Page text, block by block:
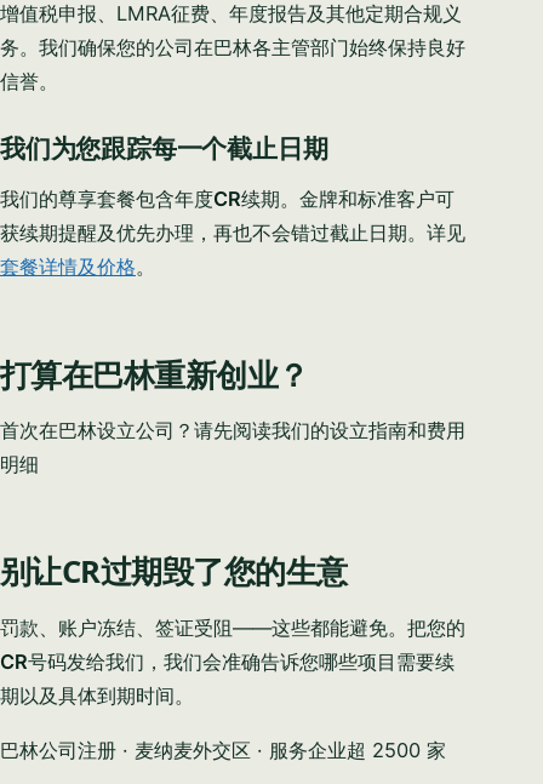
增值税申报、LMRA征费、年度报告及其他定期合规义
务。我们确保您的公司在巴林各主管部门始终保持良好
信誉。
我们为您跟踪每一个截止日期
我们的尊享套餐包含年度CR续期。金牌和标准客户可
获续期提醒及优先办理，再也不会错过截止日期。详见
套餐详情及价格。
打算在巴林重新创业？
首次在巴林设立公司？请先阅读我们的设立指南和费用
明细
别让CR过期毁了您的生意
罚款、账户冻结、签证受阻——这些都能避免。把您的
CR号码发给我们，我们会准确告诉您哪些项目需要续
期以及具体到期时间。
巴林公司注册 · 麦纳麦外交区 · 服务企业超 2500 家
private.